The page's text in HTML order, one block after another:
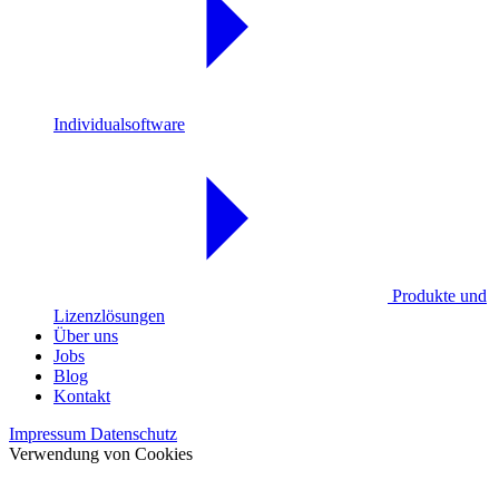
Individualsoftware
Produkte und
Lizenzlösungen
Über uns
Jobs
Blog
Kontakt
Impressum Datenschutz
Verwendung von Cookies